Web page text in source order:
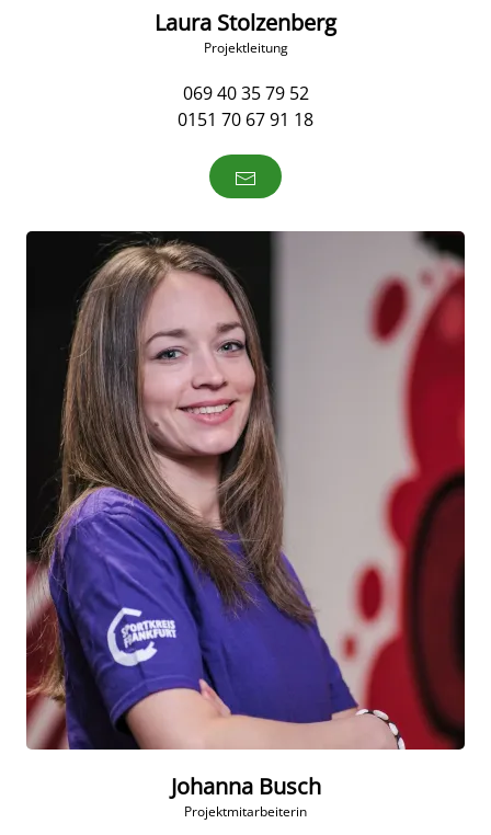
Laura Stolzenberg
Projektleitung
069 40 35 79 52
0151 70 67 91 18
Johanna Busch
Projektmitarbeiterin